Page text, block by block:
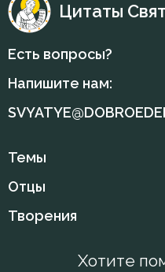
Воскресение
Воскресение
Глаза
Гордость
Грех
Цитаты
Есть вопросы?
Напишите нам:
Темы
Отцы
Творения
Хотите